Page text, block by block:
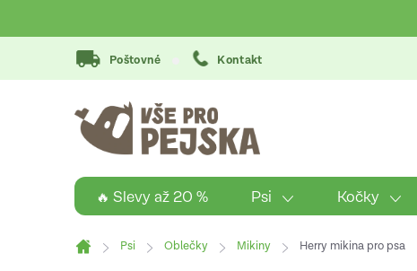
na
Poštovné Kontakt
🔥 Slevy až 20 % Psi Kočky
Domů
Psi Oblečky Mikiny Herry mikina pro psa